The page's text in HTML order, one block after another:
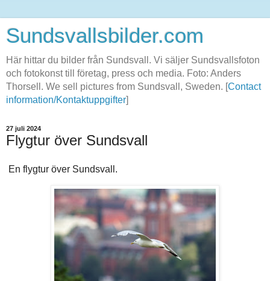
Sundsvallsbilder.com
Här hittar du bilder från Sundsvall. Vi säljer Sundsvallsfoton
och fotokonst till företag, press och media. Foto: Anders
Thorsell. We sell pictures from Sundsvall, Sweden. [Contact
information/Kontaktuppgifter]
27 juli 2024
Flygtur över Sundsvall
En flygtur över Sundsvall.